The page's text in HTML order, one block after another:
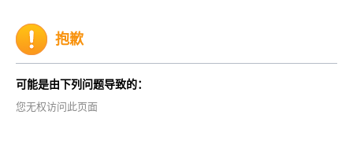
抱歉
可能是由下列问题导致的：
您无权访问此页面